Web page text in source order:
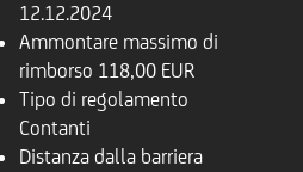
12.12.2024
Ammontare massimo di
rimborso 118,00 EUR
Tipo di regolamento
Contanti
Distanza dalla barriera